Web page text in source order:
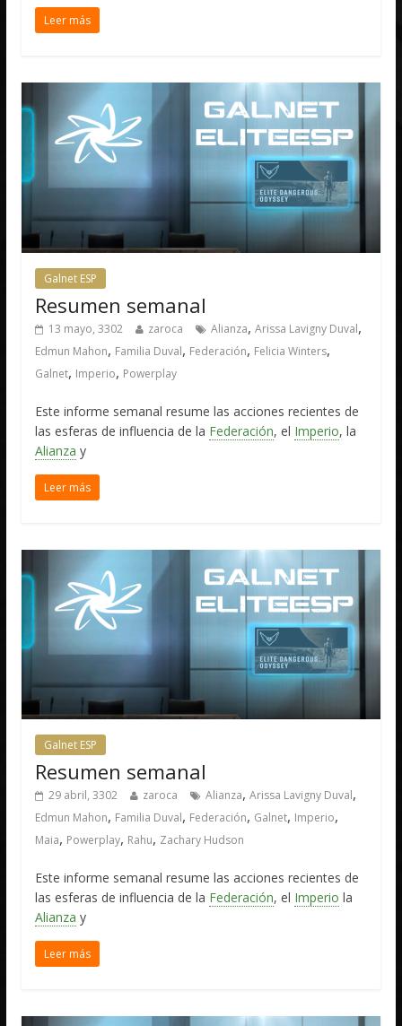
Leer más
Galnet ESP
Resumen semanal
13 mayo, 3302 zaroca Alianza,Arissa Lavigny Duval,
Edmun Mahon, Familia Duval, Federación, Felicia Winters,
Galnet, Imperio, Powerplay
Este informe semanal resume las acciones recientes de
las esferas de influencia de la Federación, el Imperio, la
Alianza y
Leer más
Galnet ESP
Resumen semanal
29 abril, 3302 zaroca Alianza,Arissa Lavigny Duval,
Edmun Mahon, Familia Duval, Federación, Galnet, Imperio,
Maia, Powerplay, Rahu, Zachary Hudson
Este informe semanal resume las acciones recientes de
las esferas de influencia de la Federación, el Imperio la
Alianza y
Leer más